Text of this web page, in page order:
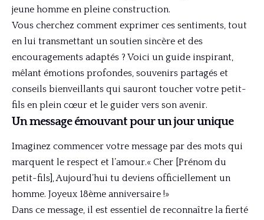
jeune homme en pleine construction.
Vous cherchez comment exprimer ces sentiments, tout
en lui transmettant un soutien sincère et des
encouragements adaptés ? Voici un guide inspirant,
mêlant émotions profondes, souvenirs partagés et
conseils bienveillants qui sauront toucher votre petit-
fils en plein cœur et le guider vers son avenir.
Un message émouvant pour un jour unique
Imaginez commencer votre message par des mots qui
marquent le respect et l’amour.« Cher [Prénom du
petit-fils], Aujourd’hui tu deviens officiellement un
homme. Joyeux 18ème anniversaire !»
Dans ce message, il est essentiel de reconnaître la fierté